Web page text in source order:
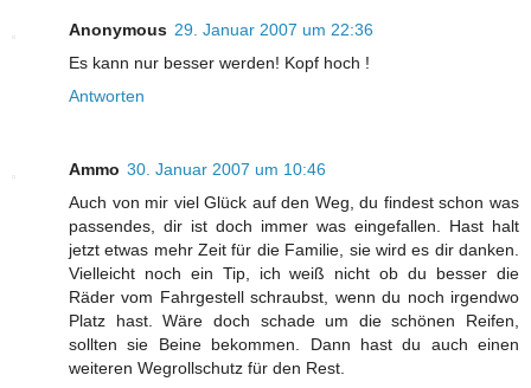
Anonymous 29. Januar 2007 um 22:36
Es kann nur besser werden! Kopf hoch !
Antworten
Ammo 30. Januar 2007 um 10:46
Auch von mir viel Glück auf den Weg, du findest schon was
passendes, dir ist doch immer was eingefallen. Hast halt
jetzt etwas mehr Zeit für die Familie, sie wird es dir danken.
Vielleicht noch ein Tip, ich weiß nicht ob du besser die
Räder vom Fahrgestell schraubst, wenn du noch irgendwo
Platz hast. Wäre doch schade um die schönen Reifen,
sollten sie Beine bekommen. Dann hast du auch einen
weiteren Wegrollschutz für den Rest.